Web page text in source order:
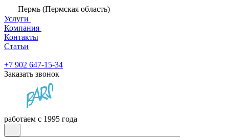
Пермь (Пермская область)
Услуги
Компания
Контакты
Статьи
+7 902 647-15-34
Заказать звонок
работаем с 1995 года